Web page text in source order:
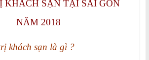
KHÁCH SẠN TẠI SÀI GÒN
NĂM 2018
khách sạn là gì ?